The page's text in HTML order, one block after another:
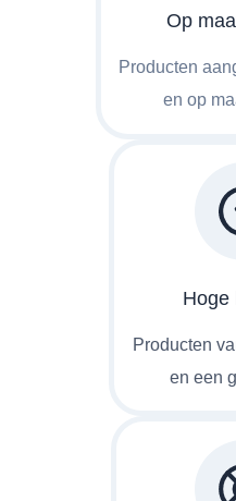
Op
Producten
en op
Hoge
Producten
en een